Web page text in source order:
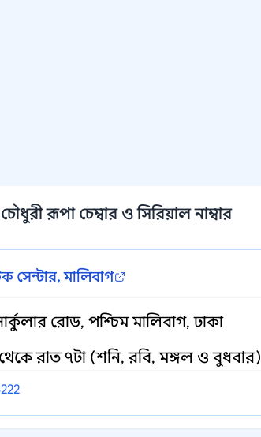
রূপা চেম্বার ও সিরিয়াল নাম্বার
সেন্টার, মালিবাগ
রোড, পশ্চিম মালিবাগ, ঢাকা
রাত ৭টা (শনি, রবি, মঙ্গল ও বুধবার)